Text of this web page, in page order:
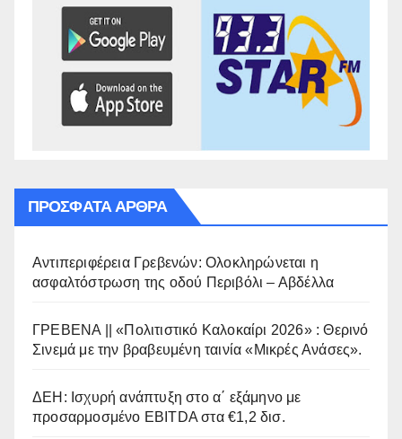
ΠΡΌΣΦΑΤΑ ΆΡΘΡΑ
Αντιπεριφέρεια Γρεβενών: Ολοκληρώνεται η
ασφαλτόστρωση της οδού Περιβόλι – Αβδέλλα
ΓΡΕΒΕΝΑ || «Πολιτιστικό Καλοκαίρι 2026» : Θερινό
Σινεμά με την βραβευμένη ταινία «Μικρές Ανάσες».
ΔΕΗ: Ισχυρή ανάπτυξη στο α΄ εξάμηνο με
προσαρμοσμένο EBITDA στα €1,2 δισ.